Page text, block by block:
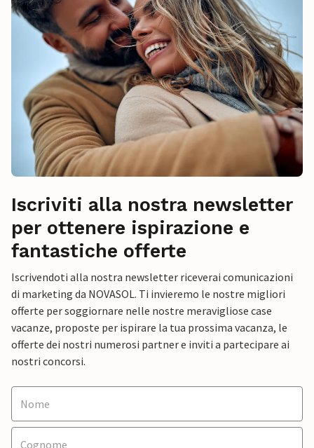
Iscriviti alla nostra newsletter
per ottenere ispirazione e
fantastiche offerte
Iscrivendoti alla nostra newsletter riceverai comunicazioni
di marketing da NOVASOL. Ti invieremo le nostre migliori
offerte per soggiornare nelle nostre meravigliose case
vacanze, proposte per ispirare la tua prossima vacanza, le
offerte dei nostri numerosi partner e inviti a partecipare ai
nostri concorsi.